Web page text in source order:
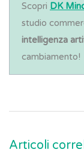
Scopri DK
studio
intelligenza
cambiamento!
Articoli